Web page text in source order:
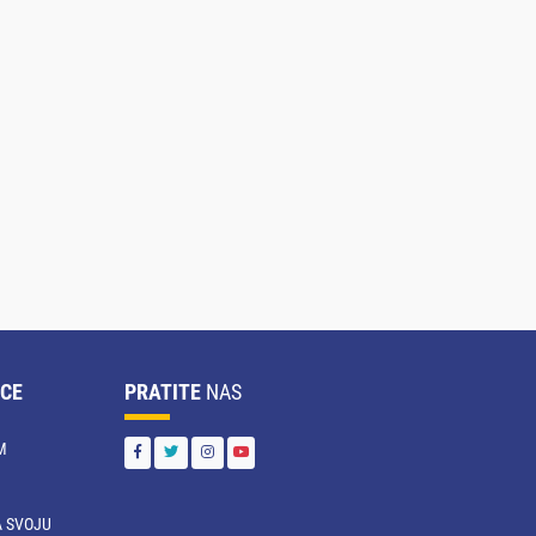
SVOJU
PRATITE NAS